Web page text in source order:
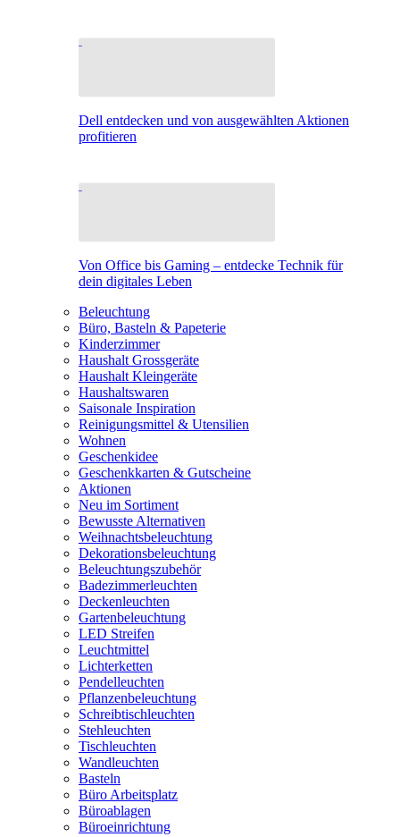
Dell entdecken und von ausgewählten Aktionen
profitieren
Von Office bis Gaming – entdecke Technik für
dein digitales Leben
Beleuchtung
Büro, Basteln & Papeterie
Kinderzimmer
Haushalt Grossgeräte
Haushalt Kleingeräte
Haushaltswaren
Saisonale Inspiration
Reinigungsmittel & Utensilien
Wohnen
Geschenkidee
Geschenkkarten & Gutscheine
Aktionen
Neu im Sortiment
Bewusste Alternativen
Weihnachtsbeleuchtung
Dekorationsbeleuchtung
Beleuchtungszubehör
Badezimmerleuchten
Deckenleuchten
Gartenbeleuchtung
LED Streifen
Leuchtmittel
Lichterketten
Pendelleuchten
Pflanzenbeleuchtung
Schreibtischleuchten
Stehleuchten
Tischleuchten
Wandleuchten
Basteln
Büro Arbeitsplatz
Büroablagen
Büroeinrichtung